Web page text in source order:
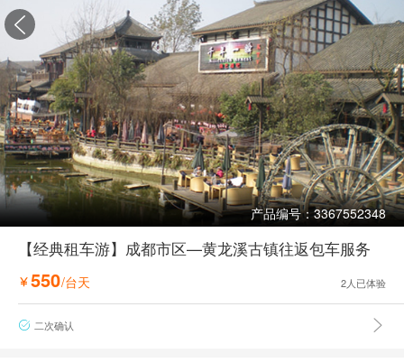

产品编号：3367552348
【经典租车游】成都市区—黄龙溪古镇往返包车服务
 550/台天 2人已体验
 二次确认 